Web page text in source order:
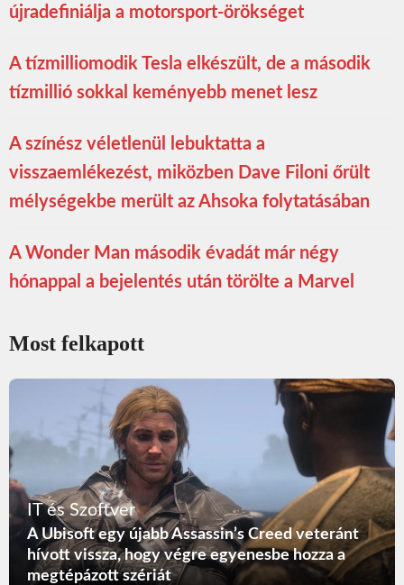
újradefiniálja a motorsport-örökséget
A tízmilliomodik Tesla elkészült, de a második
tízmillió sokkal keményebb menet lesz
A színész véletlenül lebuktatta a
visszaemlékezést, miközben Dave Filoni őrült
mélységekbe merült az Ahsoka folytatásában
A Wonder Man második évadát már négy
hónappal a bejelentés után törölte a Marvel
Most felkapott
IT és Szoftver
A Ubisoft egy újabb Assassin’s Creed veteránt
hívott vissza, hogy végre egyenesbe hozza a
megtépázott szériát